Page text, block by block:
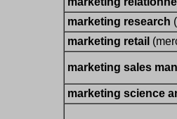
marketing research
marketing retail
marketing sales
marketing science